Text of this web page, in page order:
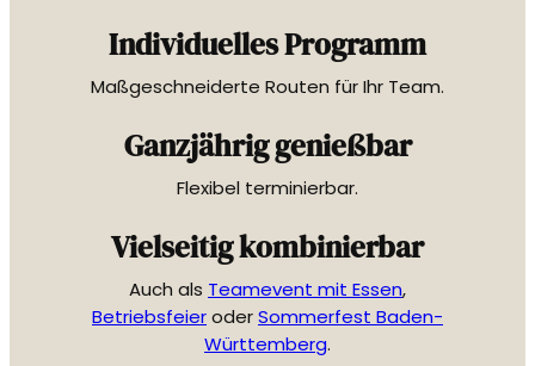
Individuelles Programm
Maßgeschneiderte Routen für Ihr Team.
Ganzjährig genießbar
Flexibel terminierbar.
Vielseitig kombinierbar
Auch als Teamevent mit Essen,
BetriebsfeieroderSommerfest Baden-
Württemberg.